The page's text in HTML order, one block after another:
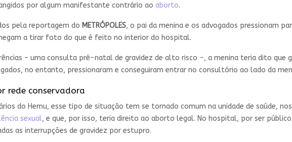
por algum manifestante contrário ao aborto.
pela reportagem do METRÓPOLES, o pai da menina e os advogados pressionam
a tirar foto do que é feito no interior do hospital.
– uma consulta pré-natal de gravidez de alto risco -, a menina teria dito que
no entanto, pressionaram e conseguiram entrar no consultório ao lado da
rede conservadora
do Hemu, esse tipo de situação tem se tornado comum na unidade de saúde,
sexual, e que, por isso, teria direito ao aborto legal. No hospital, por ser
as interrupções de gravidez por estupro.